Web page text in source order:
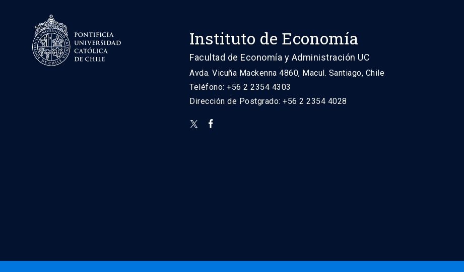
Instituto de Economía
Facultad de Economía y Administración UC
Avda. Vicuña Mackenna 4860, Macul. Santiago, Chile
Teléfono: +56 2 2354 4303
Dirección de Postgrado: +56 2 2354 4028